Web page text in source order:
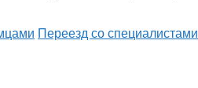
Переезд со специалистами